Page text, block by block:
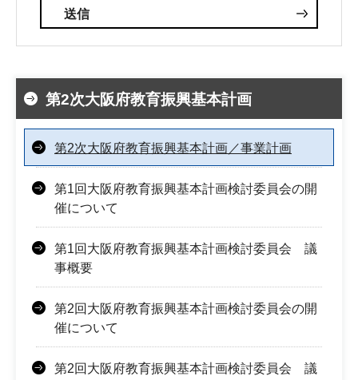
第2次大阪府教育振興基本計画
第2次大阪府教育振興基本計画／事業計画
第1回大阪府教育振興基本計画検討委員会の開
催について
第1回大阪府教育振興基本計画検討委員会 議
事概要
第2回大阪府教育振興基本計画検討委員会の開
催について
第2回大阪府教育振興基本計画検討委員会 議